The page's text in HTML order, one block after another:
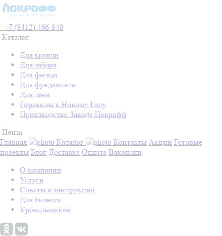
+7 (8412) 466-840
Каталог
Для кровли
Для забора
Для фасада
Для фундамента
Для дачи
Гирлянды к Новому Году
Производство Завода Покрофф
Пенза
Главная
Каталог Контакты Акции Готовые
проекты Блог Доставка Оплата Вакансии
О компании
Услуги
Советы и инструкции
Для бизнеса
Кровельщикам